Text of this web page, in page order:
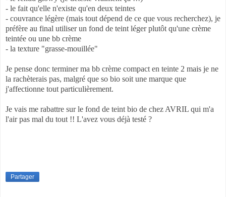
- le fait qu'elle n'existe qu'en deux teintes
- couvrance légère (mais tout dépend de ce que vous recherchez), je
préfère au final utiliser un fond de teint léger plutôt qu'une crème
teintée ou une bb crème
- la texture "grasse-mouillée"
Je pense donc terminer ma bb crème compact en teinte 2 mais je ne
la rachèterais pas, malgré que so bio soit une marque que
j'affectionne tout particulièrement.
Je vais me rabattre sur le fond de teint bio de chez AVRIL qui m'a
l'air pas mal du tout !! L'avez vous déjà testé ?
Partager